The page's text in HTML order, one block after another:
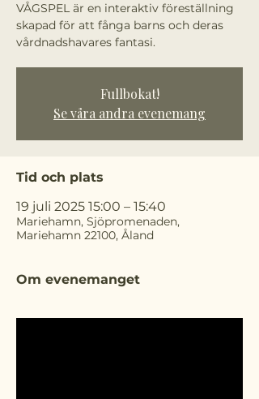
VÅGSPEL är en interaktiv föreställning
skapad för att fånga barns och deras
vårdnadshavares fantasi.
Fullbokat!
Se våra andra evenemang
Tid och plats
19 juli 2025 15:00 – 15:40
Mariehamn, Sjöpromenaden,
Mariehamn 22100, Åland
Om evenemanget